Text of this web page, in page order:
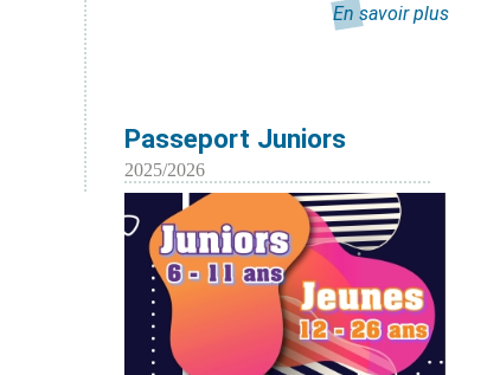
En savoir plus
Passeport Juniors
2025/2026